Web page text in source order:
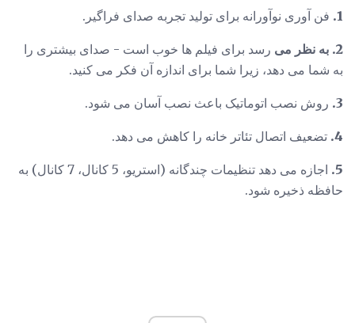
1. فن آوری نوآورانه برای تولید تجربه صدای فراگیر.
2. به نظر می
رسد برای فیلم ها خوب است - صدای بیشتری را
به شما می دهد، زیرا شما برای اندازه آن فکر می کنید.
3. روش نصب اتوماتیک باعث نصب آسان می شود.
4. تضعیف اتصال تئاتر خانه را کاهش می دهد.
5.
اجازه می دهد تنظیمات چندگانه (استریو، 5 کانال، 7 کانال) به
حافظه ذخیره شود.